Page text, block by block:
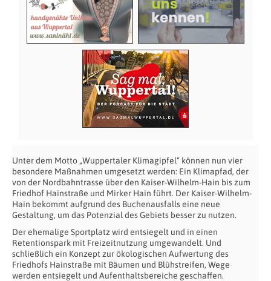
Unter dem Motto „Wuppertaler Klimagipfel“ können nun vier
besondere Maßnahmen umgesetzt werden: Ein Klimapfad, der
von der Nordbahntrasse über den Kaiser-Wilhelm-Hain bis zum
Friedhof Hainstraße und Mirker Hain führt. Der Kaiser-Wilhelm-
Hain bekommt aufgrund des Buchenausfalls eine neue
Gestaltung, um das Potenzial des Gebiets besser zu nutzen.
Der ehemalige Sportplatz wird entsiegelt und in einen
Retentionspark mit Freizeitnutzung umgewandelt. Und
schließlich ein Konzept zur ökologischen Aufwertung des
Friedhofs Hainstraße mit Bäumen und Blühstreifen, Wege
werden entsiegelt und Aufenthaltsbereiche geschaffen.